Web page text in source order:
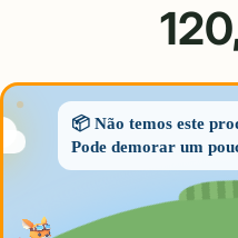
📦 Não temos este
Pode demorar um